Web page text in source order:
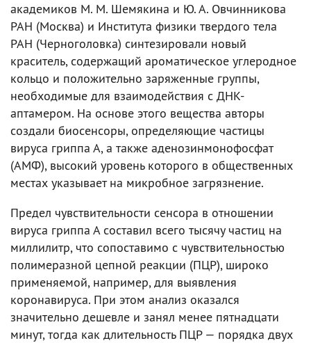
академиков М. М. Шемякина и Ю. А. Овчинникова
РАН (Москва) и Института физики твердого тела
РАН (Черноголовка) синтезировали новый
краситель, содержащий ароматическое углеродное
кольцо и положительно заряженные группы,
необходимые для взаимодействия с ДНК-
аптамером. На основе этого вещества авторы
создали биосенсоры, определяющие частицы
вируса гриппа А, а также аденозинмонофосфат
(АМФ), высокий уровень которого в общественных
местах указывает на микробное загрязнение.
Предел чувствительности сенсора в отношении
вируса гриппа А составил всего тысячу частиц на
миллилитр, что сопоставимо с чувствительностью
полимеразной цепной реакции (ПЦР), широко
применяемой, например, для выявления
коронавируса. При этом анализ оказался
значительно дешевле и занял менее пятнадцати
минут, тогда как длительность ПЦР — порядка двух